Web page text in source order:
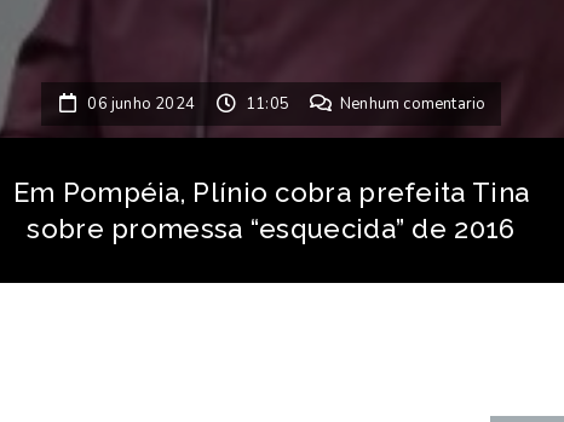
06 junho 2024 11:05 Nenhum comentario
Em Pompéia, Plínio cobra prefeita Tina
sobre promessa “esquecida” de 2016